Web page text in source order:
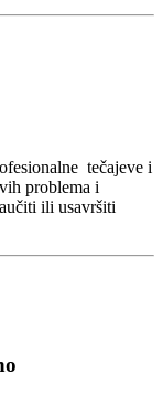
tečajeve i
problema i
ili usavršiti